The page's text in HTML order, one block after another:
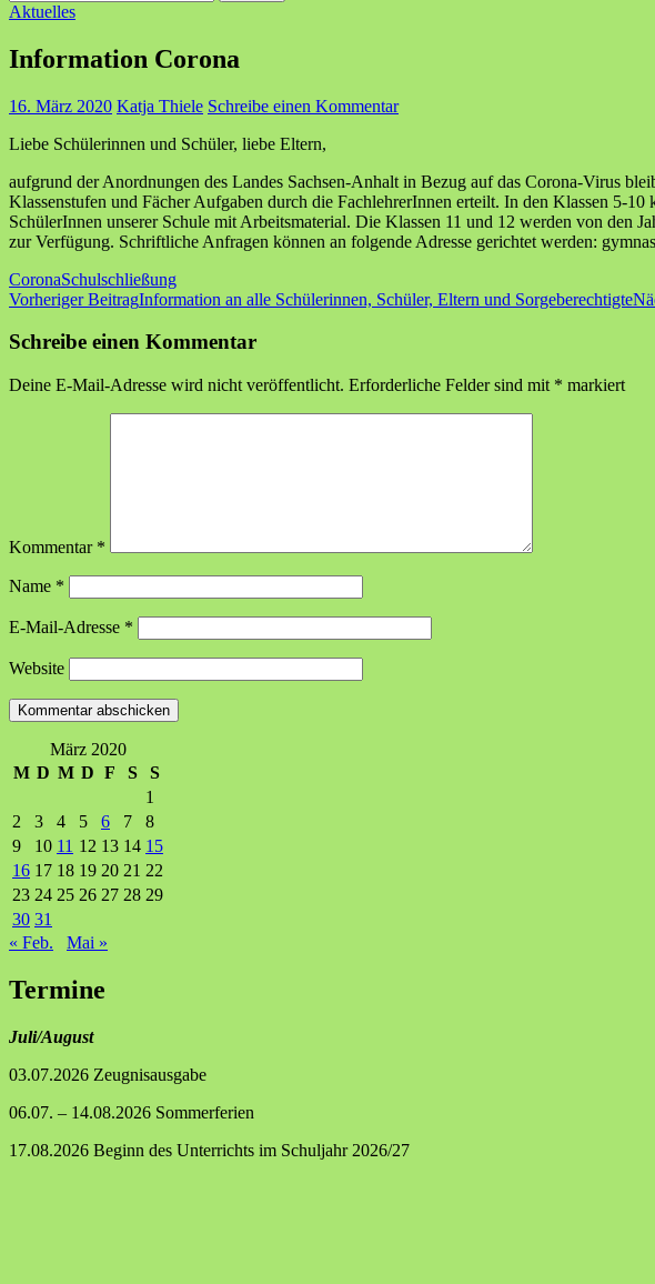
nach:
Aktuelles
Information Corona
16. März 2020 Katja Thiele Schreibe einen Kommentar
Liebe Schülerinnen und Schüler, liebe Eltern,
aufgrund der Anordnungen des Landes Sachsen-Anhalt in Bezug auf das Corona-Virus
Klassenstufen und Fächer Aufgaben durch die FachlehrerInnen erteilt. In den Klassen 5-
SchülerInnen unserer Schule mit Arbeitsmaterial. Die Klassen 11 und 12 werden von den
zur Verfügung. Schriftliche Anfragen können an folgende Adresse gerichtet werden:
CoronaSchulschließung
Beitragsnavigation
Vorheriger BeitragInformation an alle Schülerinnen, Schüler, Eltern und Sorgeberechtigte
Schreibe einen Kommentar
Deine E-Mail-Adresse wird nicht veröffentlicht. Erforderliche Felder sind mit * markiert
Kommentar *
Name *
E-Mail-Adresse *
Website
März 2020
M D M D F S
S
1
2
3 4 5 6 7
8
9
10 11 12 13 14 15
16 17 18 19 20 21 22
23 24 25 26 27 28 29
30 31
« Feb.
Mai »
Termine
Juli/August
03.07.2026 Zeugnisausgabe
06.07. – 14.08.2026 Sommerferien
17.08.2026 Beginn des Unterrichts im Schuljahr 2026/27